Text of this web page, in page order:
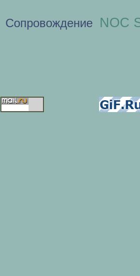
Сопровождение NOC